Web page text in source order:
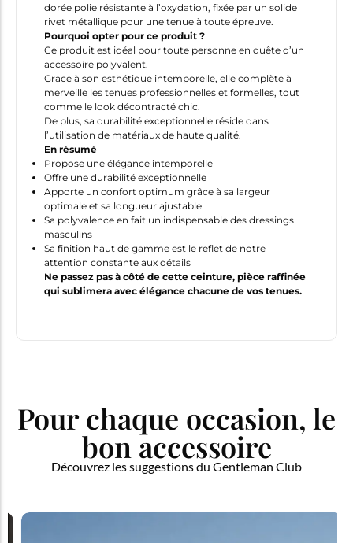
dorée polie résistante à l’oxydation, fixée par un solide
rivet métallique pour une tenue à toute épreuve.
Pourquoi opter pour ce produit ?
Ce produit est idéal pour toute personne en quête d’un
accessoire polyvalent.
Grace à son esthétique intemporelle, elle complète à
merveille les tenues professionnelles et formelles, tout
comme le look décontracté chic.
De plus, sa durabilité exceptionnelle réside dans
l’utilisation de matériaux de haute qualité.
En résumé
Propose une élégance intemporelle
Offre une durabilité exceptionnelle
Apporte un confort optimum grâce à sa largeur
optimale et sa longueur ajustable
Sa polyvalence en fait un indispensable des dressings
masculins
Sa finition haut de gamme est le reflet de notre
attention constante aux détails
Ne passez pas à côté de cette ceinture, pièce raffinée
qui sublimera avec élégance chacune de vos tenues.
Pour chaque occasion, le
bon accessoire
Découvrez les suggestions du Gentleman Club